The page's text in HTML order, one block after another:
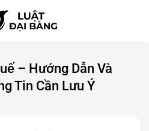
– Hướng Dẫn Và
Tin Cần Lưu Ý